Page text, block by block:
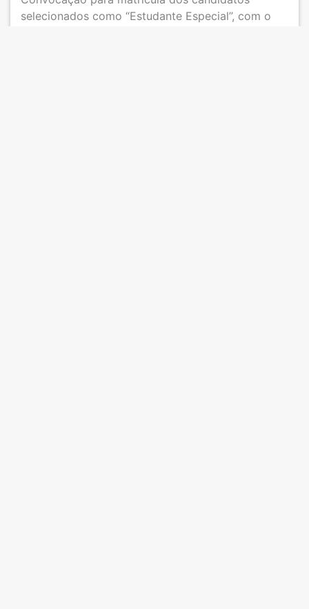
selecionados como “Estudante Especial”, com o